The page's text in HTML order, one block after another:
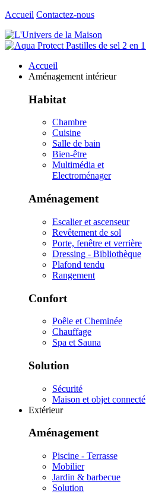
Accueil Contactez-nous
Accueil
Aménagement intérieur
Habitat
Chambre
Cuisine
Salle de bain
Bien-être
Multimédia et
Electroménager
Aménagement
Escalier et ascenseur
Revêtement de sol
Porte, fenêtre et verrière
Dressing - Bibliothèque
Plafond tendu
Rangement
Confort
Poêle et Cheminée
Chauffage
Spa et Sauna
Solution
Sécurité
Maison et objet connecté
Extérieur
Aménagement
Piscine - Terrasse
Mobilier
Jardin & barbecue
Solution